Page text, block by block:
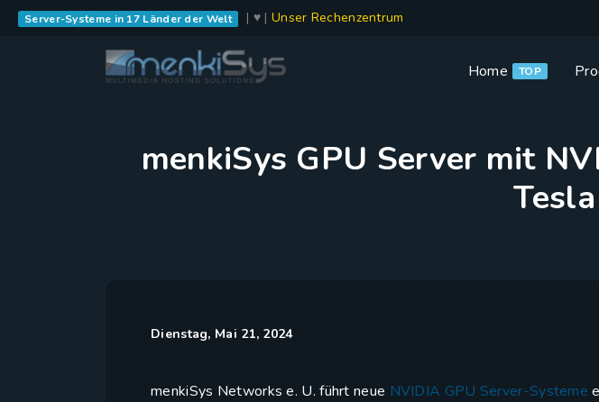
Server-Systeme in 17 Länder der Welt | ♥ | Unser Rechenzentrum
Home TOP
menkiSys GPU Server mit
Dienstag, Mai 21, 2024
menkiSys Networks e. U. führt neue NVIDIA GPU Server-Systeme